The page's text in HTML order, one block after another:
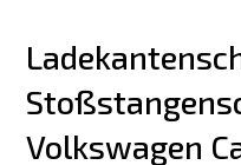
Volkswagen